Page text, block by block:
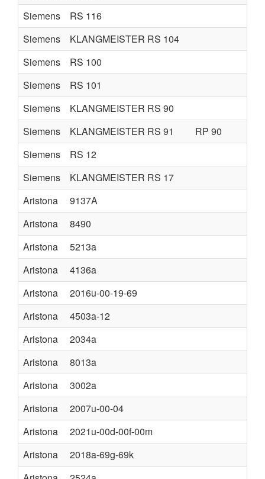
Siemens
RS 116
Siemens
KLANGMEISTER RS 104
Siemens
RS 100
Siemens
RS 101
Siemens
KLANGMEISTER RS 90
Siemens
KLANGMEISTER RS 91
RP 90
Siemens
RS 12
Siemens
KLANGMEISTER RS 17
Aristona
9137A
Aristona
8490
Aristona
5213a
Aristona
4136a
Aristona
2016u-00-19-69
Aristona
4503a-12
Aristona
2034a
Aristona
8013a
Aristona
3002a
Aristona
2007u-00-04
Aristona
2021u-00d-00f-00m
Aristona
2018a-69g-69k